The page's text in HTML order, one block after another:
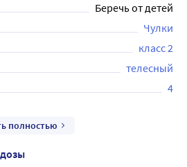
Беречь от детей
Чулки
класс 2
телесный
4
полностью